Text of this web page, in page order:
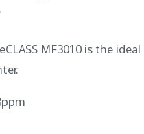
MF3010 is the ideal